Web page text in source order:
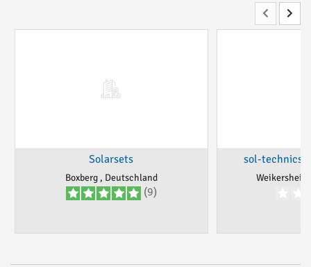
Solarsets
Boxberg , Deutschland
(9)
sol-technics-